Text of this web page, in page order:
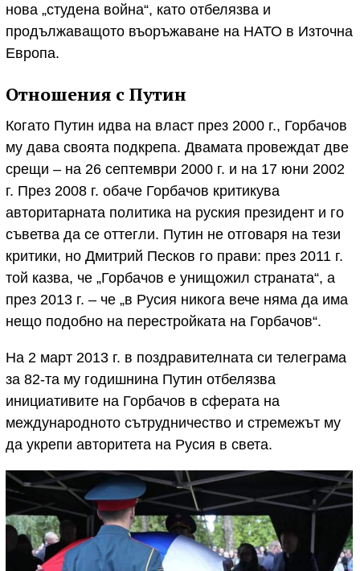
нова „студена война“, като отбелязва и
продължаващото въоръжаване на НАТО в Източна
Европа.
Отношения с Путин
Когато Путин идва на власт през 2000 г., Горбачов
му дава своята подкрепа. Двамата провеждат две
срещи – на 26 септември 2000 г. и на 17 юни 2002
г. През 2008 г. обаче Горбачов критикува
авторитарната политика на руския президент и го
съветва да се оттегли. Путин не отговаря на тези
критики, но Дмитрий Песков го прави: през 2011 г.
той казва, че „Горбачов е унищожил страната“, а
през 2013 г. – че „в Русия никога вече няма да има
нещо подобно на перестройката на Горбачов“.
На 2 март 2013 г. в поздравителната си телеграма
за 82-та му годишнина Путин отбелязва
инициативите на Горбачов в сферата на
международното сътрудничество и стремежът му
да укрепи авторитета на Русия в света.